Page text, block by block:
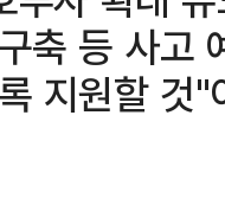
축 등 사고
지원할 것"